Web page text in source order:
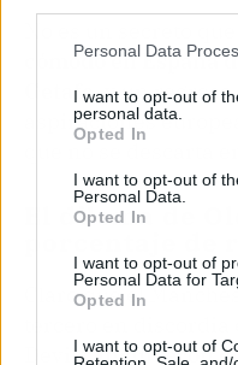
Personal Data
I want to opt-out of
personal data.
Opted In
I want to opt-out of
Personal Data.
Opted In
I want to opt-out of
Personal Data for
Opted In
I want to opt-out of
necesidad del
no entra en
que promete ser